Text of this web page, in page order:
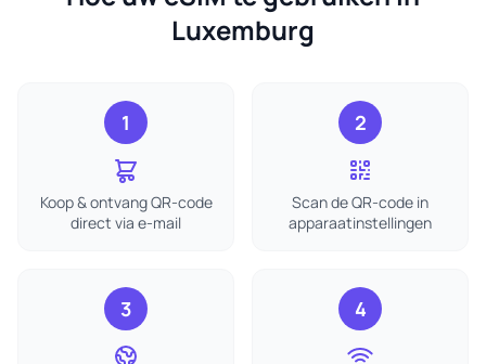
Luxemburg
1
Koop & ontvang QR-code
direct via e-mail
2
Scan de QR-code in
apparaatinstellingen
3 4